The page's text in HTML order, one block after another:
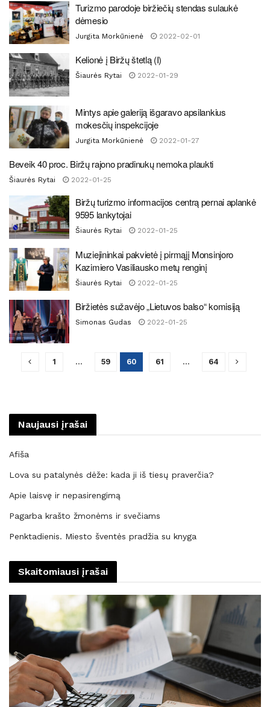
Turizmo parodoje biržiečių stendas sulaukė
dėmesio
Jurgita Morkūnienė 2022-02-01
Kelionė į Biržų štetlą (I)
Šiaurės Rytai 2022-01-29
Mintys apie galeriją išgaravo apsilankius
mokesčių inspekcijoje
Jurgita Morkūnienė 2022-01-27
Beveik 40 proc. Biržų rajono pradinukų nemoka plaukti
Šiaurės Rytai 2022-01-25
Biržų turizmo informacijos centrą pernai aplankė
9595 lankytojai
Šiaurės Rytai 2022-01-25
Muziejininkai pakvietė į pirmąjį Monsinjoro
Kazimiero Vasiliausko metų renginį
Šiaurės Rytai 2022-01-25
Biržietės sužavėjo „Lietuvos balso“ komisiją
Simonas Gudas 2022-01-25
1 … 59 60 61 … 64
Naujausi įrašai
Afiša
Lova su patalynės dėže: kada ji iš tiesų praverčia?
Apie laisvę ir nepasirengimą
Pagarba krašto žmonėms ir svečiams
Penktadienis. Miesto šventės pradžia su knyga
Skaitomiausi įrašai